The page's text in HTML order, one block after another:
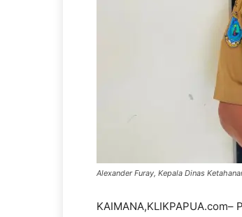
Alexander Furay, Kepala Dinas